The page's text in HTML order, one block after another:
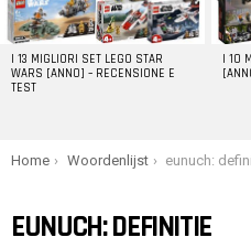
I 13 MIGLIORI SET LEGO STAR
WARS [ANNO] – RECENSIONE E
TEST
I 10
You are here:
Home Woordenlijst eunuch:
EUNUCH: DEFINITIE